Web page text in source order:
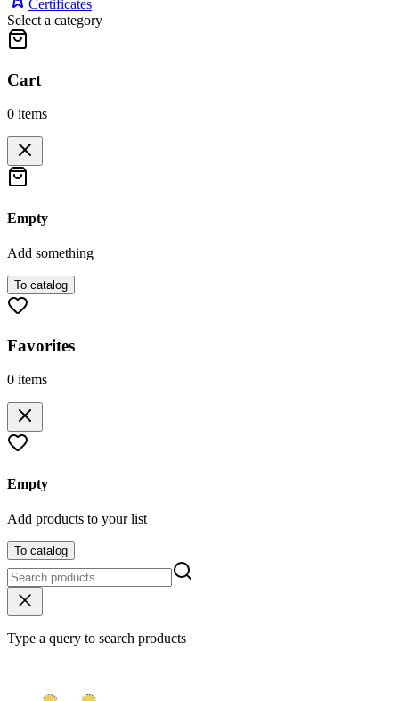
Certificates
Select a category
Cart
0 items
Empty
Add something
To catalog
Favorites
0 items
Empty
Add products to your list
To catalog
Type a query to search products